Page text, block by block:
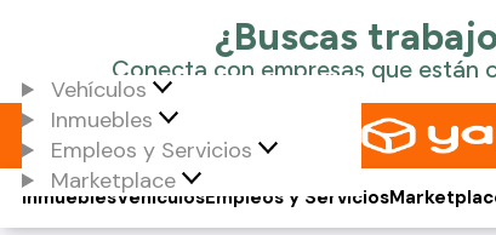
Vehículos
Inmuebles
Empleos y Servicios
Marketplace
Vehículos
Inmuebles Empleos y Servicios